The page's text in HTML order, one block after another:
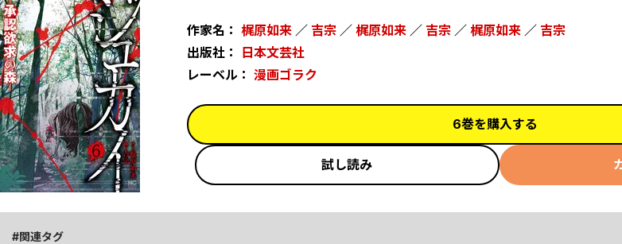
作家名： 梶原如来 ／ 吉宗 ／ 梶原如来 ／ 吉宗 ／ 梶原如来 ／ 吉宗
出版社：
日本文芸社
レーベル： 漫画ゴラク
6巻を購入する
試し読み
関連タグ